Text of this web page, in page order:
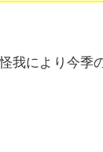
我により今季